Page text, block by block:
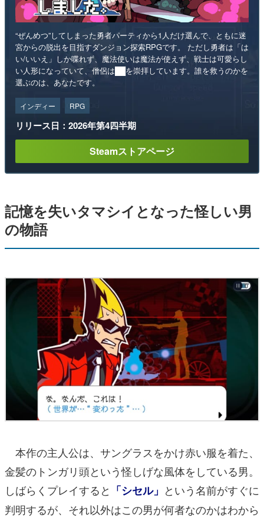
“ぜんめつ”してしまった勇者パーティから1人だけ選んで、ともに迷
宮からの脱出を目指すダンジョン探索RPGです。 ただし勇者は「は
い/いいえ」しか喋れず、魔法使いは魔法が使えず、戦士は可愛らし
い人形になっていて、僧侶は██を崇拝しています。誰を救うのかを
選ぶのは、あなたです。
インディー RPG
リリース日：2026年第4四半期
Steamストアページ
記憶を失いタマシイとなった怪しい男
の物語
本作の主人公は、サングラスをかけ赤い服を着た、
金髪のトンガリ頭という怪しげな風体をしている男。
しばらくプレイすると 「シセル」 という名前がすぐに
判明するが、それ以外はこの男が何者なのかはわから